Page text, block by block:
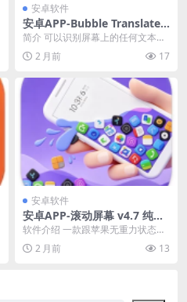
安卓软件
安卓APP-Bubble Translate
气泡屏翻译 v4.4.3 解锁专业版
简介 可以识别屏幕上的任何文本，
并立即将它们翻译成您的母语。浏
览器、SNS、游戏...
2 月前 17
安卓软件
安卓APP-滚动屏幕 v4.7 纯净
版
软件介绍 一款跟苹果无重力状态类
似的一款软件，在这款软件中用户
能够让自己的所有手...
2 月前 13